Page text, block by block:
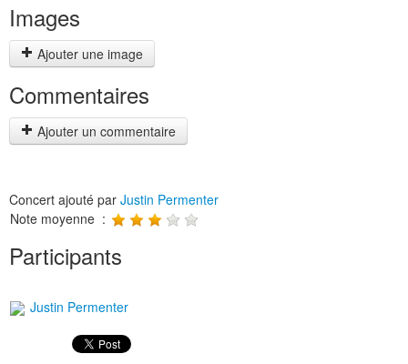
Images
Ajouter une image
Commentaires
Ajouter un commentaire
Concert ajouté par Justin Permenter
Note moyenne :
Participants
Justin Permenter